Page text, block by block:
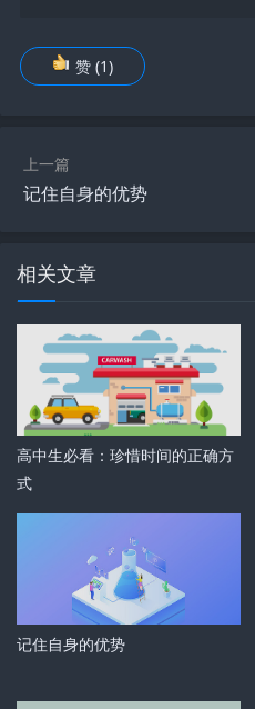
赞 (1)
上一篇
记住自身的优势
相关文章
高中生必看：珍惜时间的正确方
式
记住自身的优势